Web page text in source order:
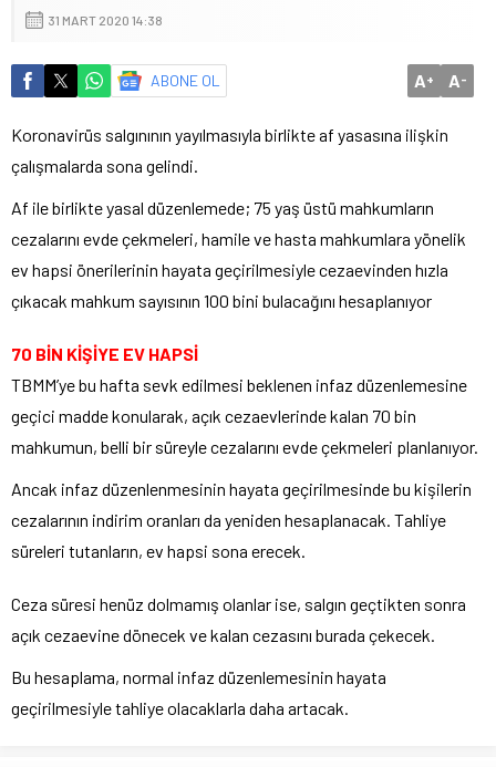
31 MART 2020 14:38
ABONE OL A+ A-
Koronavirüs salgınının yayılmasıyla birlikte af yasasına ilişkin
çalışmalarda sona gelindi.
Af ile birlikte yasal düzenlemede; 75 yaş üstü mahkumların
cezalarını evde çekmeleri, hamile ve hasta mahkumlara yönelik
ev hapsi önerilerinin hayata geçirilmesiyle cezaevinden hızla
çıkacak mahkum sayısının 100 bini bulacağını hesaplanıyor
70 BİN KİŞİYE EV HAPSİ
TBMM’ye bu hafta sevk edilmesi beklenen infaz düzenlemesine
geçici madde konularak, açık cezaevlerinde kalan 70 bin
mahkumun, belli bir süreyle cezalarını evde çekmeleri planlanıyor.
Ancak infaz düzenlenmesinin hayata geçirilmesinde bu kişilerin
cezalarının indirim oranları da yeniden hesaplanacak. Tahliye
süreleri tutanların, ev hapsi sona erecek.
Ceza süresi henüz dolmamış olanlar ise, salgın geçtikten sonra
açık cezaevine dönecek ve kalan cezasını burada çekecek.
Bu hesaplama, normal infaz düzenlemesinin hayata
geçirilmesiyle tahliye olacaklarla daha artacak.